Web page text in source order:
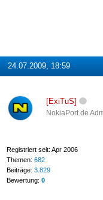
24.07.2009, 18:59
[ExiTuS]
NokiaPort.de
Registriert seit: Apr 2006
Themen: 682
Beiträge: 3.829
Bewertung: 0